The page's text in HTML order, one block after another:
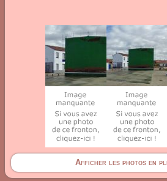
Afficher les photos en